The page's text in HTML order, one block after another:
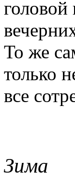
То же
только
все
Зима